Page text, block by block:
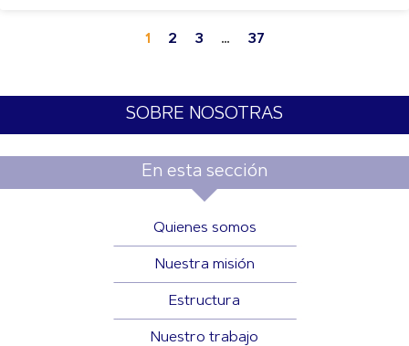
1 2 3 … 37
SOBRE NOSOTRAS
En esta sección
Quienes somos
Nuestra misión
Estructura
Nuestro trabajo